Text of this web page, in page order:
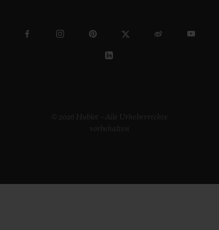
© 2026 Hublot – Alle Urheberrechte
vorbehalten